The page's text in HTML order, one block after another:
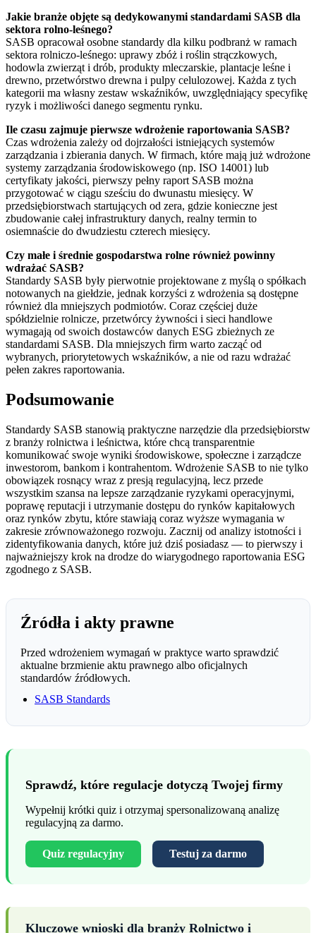
Jakie branże objęte są dedykowanymi standardami SASB dla
sektora rolno-leśnego?
SASB opracował osobne standardy dla kilku podbranż w ramach
sektora rolniczo-leśnego: uprawy zbóż i roślin strączkowych,
hodowla zwierząt i drób, produkty mleczarskie, plantacje leśne i
drewno, przetwórstwo drewna i pulpy celulozowej. Każda z tych
kategorii ma własny zestaw wskaźników, uwzględniający specyfikę
ryzyk i możliwości danego segmentu rynku.
Ile czasu zajmuje pierwsze wdrożenie raportowania SASB?
Czas wdrożenia zależy od dojrzałości istniejących systemów
zarządzania i zbierania danych. W firmach, które mają już wdrożone
systemy zarządzania środowiskowego (np. ISO 14001) lub
certyfikaty jakości, pierwszy pełny raport SASB można
przygotować w ciągu sześciu do dwunastu miesięcy. W
przedsiębiorstwach startujących od zera, gdzie konieczne jest
zbudowanie całej infrastruktury danych, realny termin to
osiemnaście do dwudziestu czterech miesięcy.
Czy małe i średnie gospodarstwa rolne również powinny
wdrażać SASB?
Standardy SASB były pierwotnie projektowane z myślą o spółkach
notowanych na giełdzie, jednak korzyści z wdrożenia są dostępne
również dla mniejszych podmiotów. Coraz częściej duże
spółdzielnie rolnicze, przetwórcy żywności i sieci handlowe
wymagają od swoich dostawców danych ESG zbieżnych ze
standardami SASB. Dla mniejszych firm warto zacząć od
wybranych, priorytetowych wskaźników, a nie od razu wdrażać
pełen zakres raportowania.
Podsumowanie
Standardy SASB stanowią praktyczne narzędzie dla przedsiębiorstw
z branży rolnictwa i leśnictwa, które chcą transparentnie
komunikować swoje wyniki środowiskowe, społeczne i zarządcze
inwestorom, bankom i kontrahentom. Wdrożenie SASB to nie tylko
obowiązek rosnący wraz z presją regulacyjną, lecz przede
wszystkim szansa na lepsze zarządzanie ryzykami operacyjnymi,
poprawę reputacji i utrzymanie dostępu do rynków kapitałowych
oraz rynków zbytu, które stawiają coraz wyższe wymagania w
zakresie zrównoważonego rozwoju. Zacznij od analizy istotności i
zidentyfikowania danych, które już dziś posiadasz — to pierwszy i
najważniejszy krok na drodze do wiarygodnego raportowania ESG
zgodnego z SASB.
Źródła i akty prawne
Przed wdrożeniem wymagań w praktyce warto sprawdzić
aktualne brzmienie aktu prawnego albo oficjalnych
standardów źródłowych.
SASB Standards
Sprawdź, które regulacje dotyczą Twojej firmy
Wypełnij krótki quiz i otrzymaj spersonalizowaną analizę
regulacyjną za darmo.
Quiz regulacyjny Testuj za darmo
Kluczowe wnioski dla branży Rolnictwo i